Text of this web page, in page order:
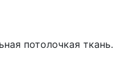
потолочкая ткань.